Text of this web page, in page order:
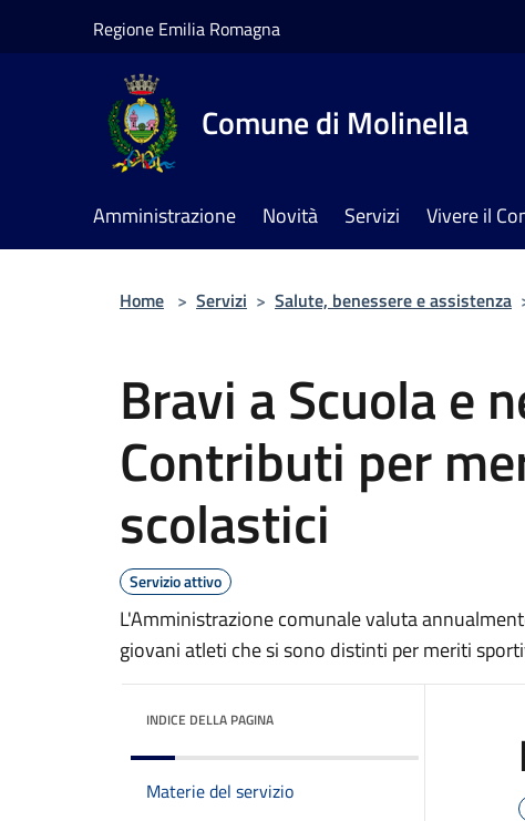
Regione Emilia Romagna
Comune di Molinella
Amministrazione Novità Servizi Vivere il
Home > Servizi > Salute, benessere e assistenza
Bravi a Scuola e
Contributi per
scolastici
Servizio attivo
L'Amministrazione comunale valuta
giovani atleti che si sono distinti per meriti
INDICE DELLA PAGINA
Materie del servizio